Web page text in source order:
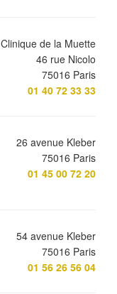
Clinique de la Muette
46 rue Nicolo
75016 Paris
01 40 72 33 33
26 avenue Kleber
75016 Paris
01 45 00 72 20
54 avenue Kleber
75016 Paris
01 56 26 56 04